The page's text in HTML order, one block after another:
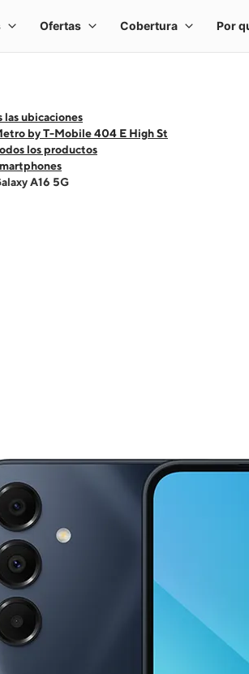
las ubicaciones
by T-Mobile 404 E High St
los productos
A16 5G